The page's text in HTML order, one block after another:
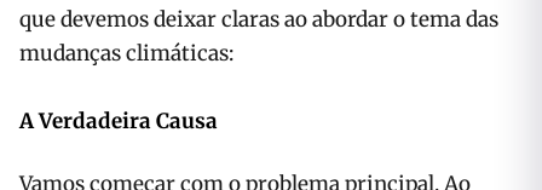
que devemos deixar claras ao abordar o tema das
mudanças climáticas:
A Verdadeira Causa
Vamos começar com o problema principal. Ao